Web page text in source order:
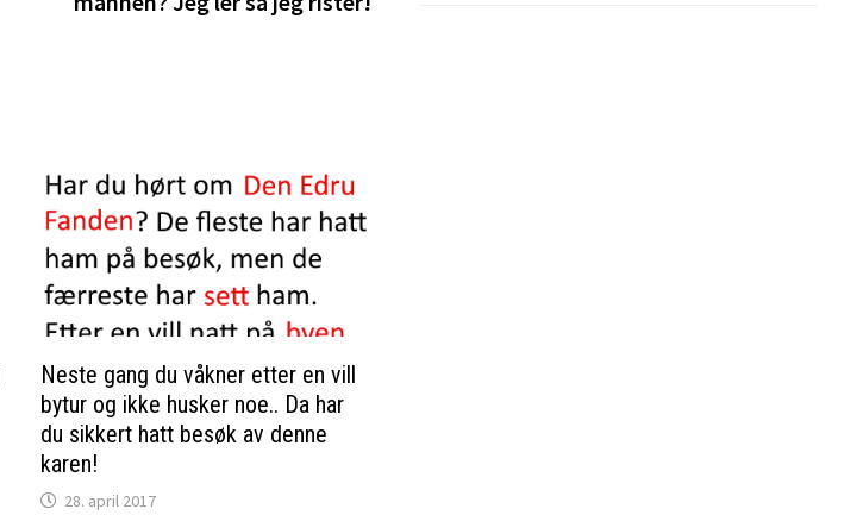
Neste gang du våkner etter en vill
bytur og ikke husker noe.. Da har
du sikkert hatt besøk av denne
karen!
28. april 2017